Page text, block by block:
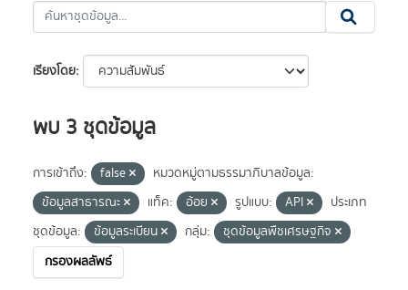
เรียงโดย
พบ 3 ชุดข้อมูล
การเข้าถึง: false
หมวดหมู่ตามธรรมาภิบาลข้อมูล:
ข้อมูลสาธารณะ
แท็ค: อ้อย รูปแบบ: API
ประเภท
ชุดข้อมูล:
ข้อมูลระเบียน กลุ่ม:
ชุดข้อมูลพืชเศรษฐกิจ
กรองผลลัพธ์